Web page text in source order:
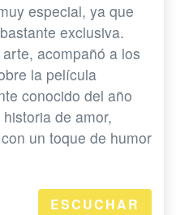
especial, ya que
exclusiva.
acompañó a los
la película
conocido del año
de amor,
un toque de humor
ESCUCHAR